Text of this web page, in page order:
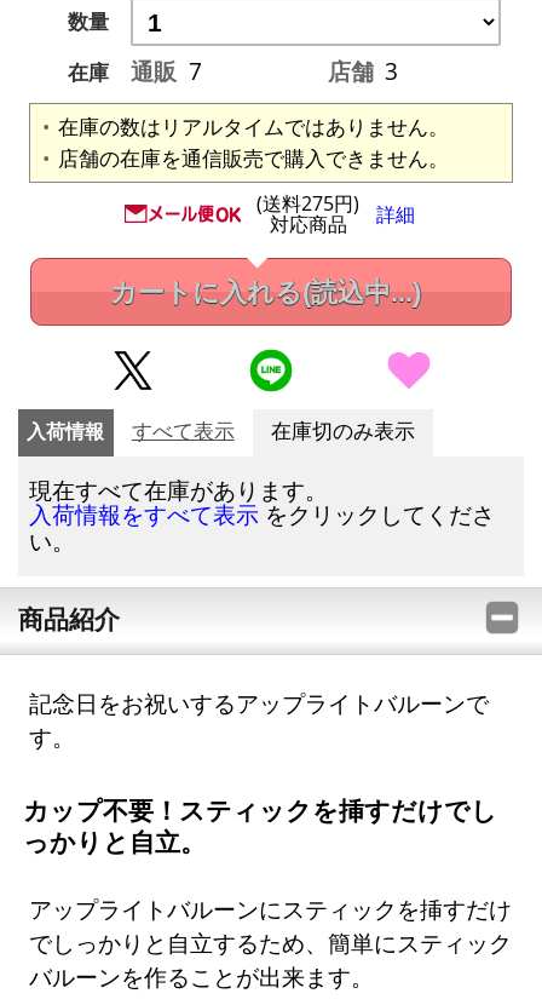
数量
在庫
通販 7 店舗 3
在庫の数はリアルタイムではありません。
店舗の在庫を通信販売で購入できません。
(送料275円)
対応商品 詳細
カートに入れる(読込中...)
入荷情報 すべて表示 在庫切のみ表示
現在すべて在庫があります。
入荷情報をすべて表示 をクリックしてくださ
い。
商品紹介
記念日をお祝いするアップライトバルーンで
す。
カップ不要！スティックを挿すだけでし
っかりと自立。
アップライトバルーンにスティックを挿すだけ
でしっかりと自立するため、簡単にスティック
バルーンを作ることが出来ます。